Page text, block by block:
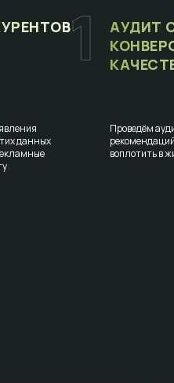
данных
АУДИТ
Проведём
воплотить в